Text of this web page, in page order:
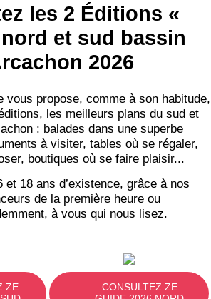
les 2 Éditions «
et sud bassin
2026
vous propose, comme à son habitude,
les meilleurs plans du sud et
: balades dans une superbe
à visiter, tables où se régaler,
boutiques où se faire plaisir...
et 18 ans d’existence, grâce à nos
de la première heure ou
à vous qui nous lisez.
ZE
CONSULTEZ ZE